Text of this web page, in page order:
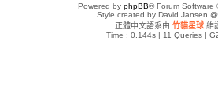
Powered by phpBB® Forum Software
Style created by David Jansen @
正體中文語系由 竹貓星球 維
Time : 0.144s | 11 Queries |